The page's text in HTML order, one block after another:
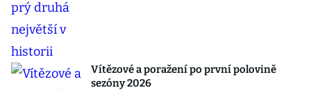
Vítězové a poražení po první polovině
sezóny 2026